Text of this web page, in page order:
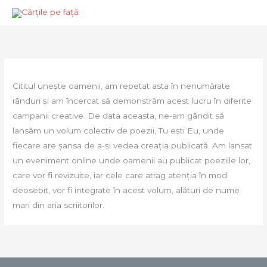
Skip
Cititul unește oamenii, am repetat asta în nenumărate
rânduri și am încercat să demonstrăm acest lucru în diferite
campanii creative. De data aceasta, ne-am gândit să
lansăm un volum colectiv de poezii, Tu ești Eu, unde
fiecare are șansa de a-și vedea creația publicată. Am lansat
un eveniment online unde oamenii au publicat poeziile lor,
care vor fi revizuite, iar cele care atrag atenția în mod
deosebit, vor fi integrate în acest volum, alături de nume
mari din aria scriitorilor.